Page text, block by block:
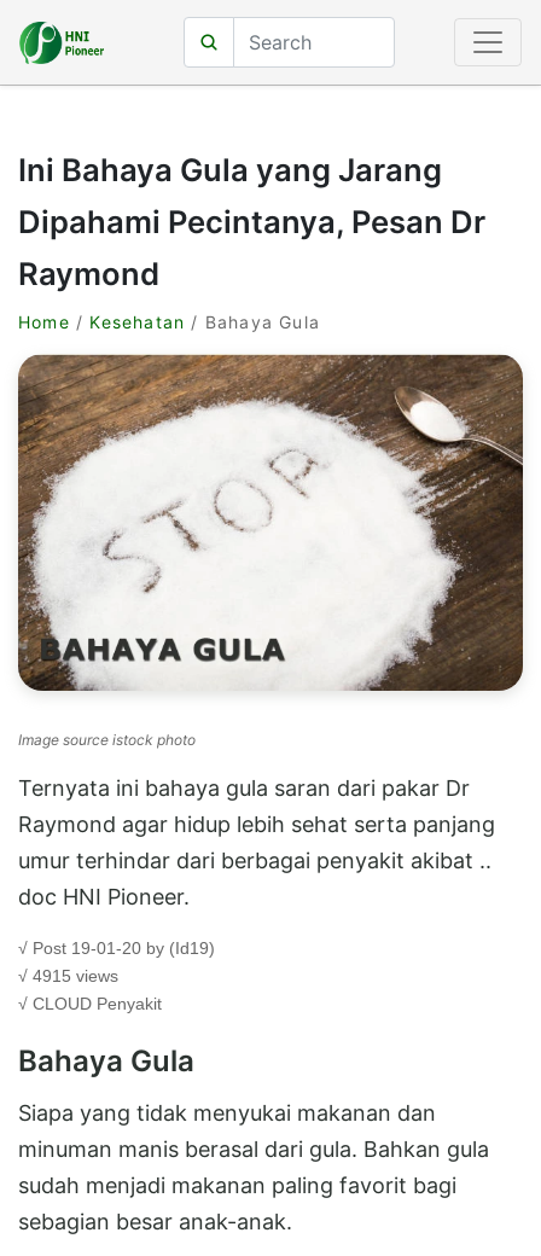
Ini Bahaya Gula yang Jarang
Dipahami Pecintanya, Pesan Dr
Raymond
Home / Kesehatan / Bahaya Gula
Image source istock photo
Ternyata ini bahaya gula saran dari pakar Dr
Raymond agar hidup lebih sehat serta panjang
umur terhindar dari berbagai penyakit akibat ..
doc HNI Pioneer.
√ Post 19-01-20 by (Id19)
√ 4915 views
√ CLOUD Penyakit
Bahaya Gula
Siapa yang tidak menyukai makanan dan
minuman manis berasal dari gula. Bahkan gula
sudah menjadi makanan paling favorit bagi
sebagian besar anak-anak.